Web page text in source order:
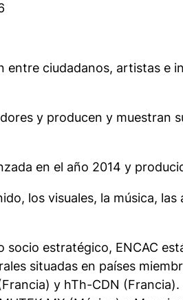
ciudadanos, artistas e
y producen y muestran
en el año 2014 y
los visuales, la música,
estratégico, ENCAC
situadas en países
y hTh-CDN